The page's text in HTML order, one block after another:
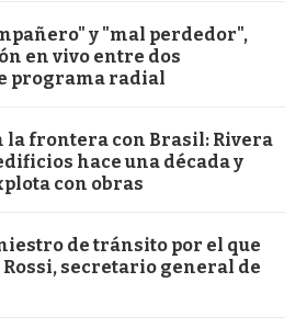
y "mal perdedor",
en vivo entre dos
programa radial
la frontera con Brasil: Rivera
hace una década y
con obras
de tránsito por el que
secretario general de